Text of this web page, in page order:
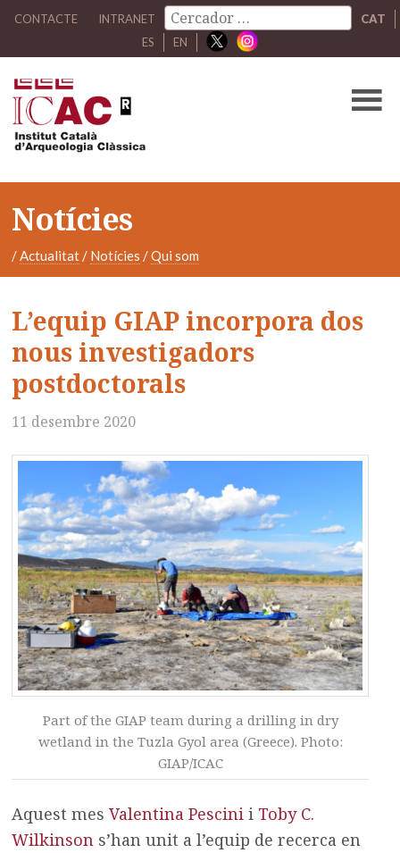
CONTACTE INTRANET
CAT
ES
EN
Notícies
/Actualitat/ Notícies /Qui som
L’equip GIAP incorpora dos
nous investigadors
postdoctorals
11 desembre 2020
Part of the GIAP team during a drilling in dry
wetland in the Tuzla Gyol area (Greece). Photo:
GIAP/ICAC
Aquest mesValentina Pescini i Toby C.
Wilkinson s’han unit a l’equip de recerca en